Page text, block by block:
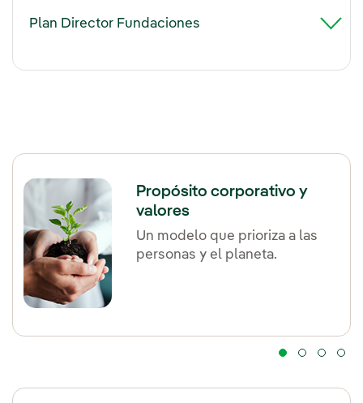
Plan Director Fundaciones
Propósito corporativo y
valores
Un modelo que prioriza a las
personas y el planeta.